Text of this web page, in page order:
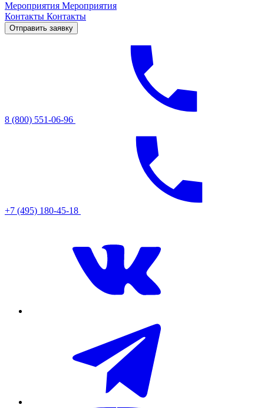
Мероприятия Мероприятия
Контакты Контакты
Отправить заявку
8 (800) 551-06-96
+7 (495) 180-45-18